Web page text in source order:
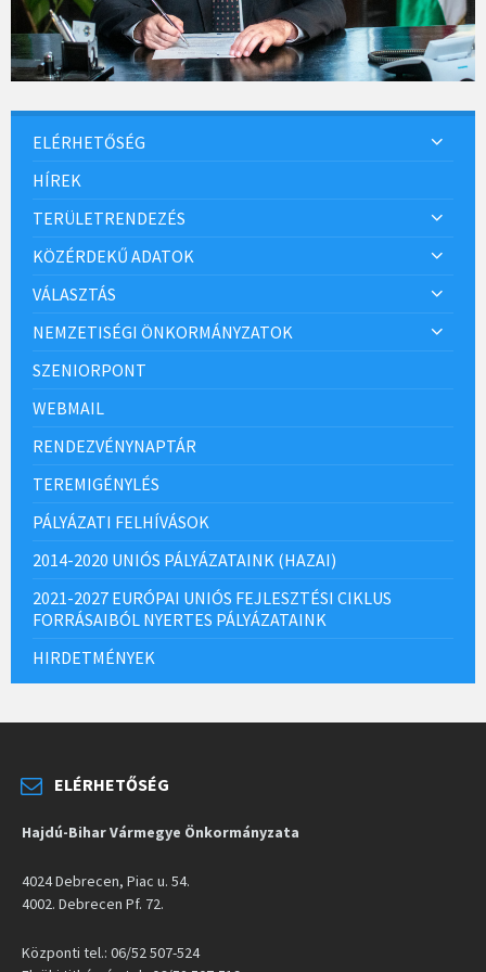
ELÉRHETŐSÉG
HÍREK
TERÜLETRENDEZÉS
KÖZÉRDEKŰ ADATOK
VÁLASZTÁS
NEMZETISÉGI ÖNKORMÁNYZATOK
SZENIORPONT
WEBMAIL
RENDEZVÉNYNAPTÁR
TEREMIGÉNYLÉS
PÁLYÁZATI FELHÍVÁSOK
2014-2020 UNIÓS PÁLYÁZATAINK (HAZAI)
2021-2027 EURÓPAI UNIÓS FEJLESZTÉSI CIKLUS
FORRÁSAIBÓL NYERTES PÁLYÁZATAINK
HIRDETMÉNYEK
ELÉRHETŐSÉG
Hajdú-Bihar Vármegye Önkormányzata
4024 Debrecen, Piac u. 54.
4002. Debrecen Pf. 72.
Központi tel.: 06/52 507-524